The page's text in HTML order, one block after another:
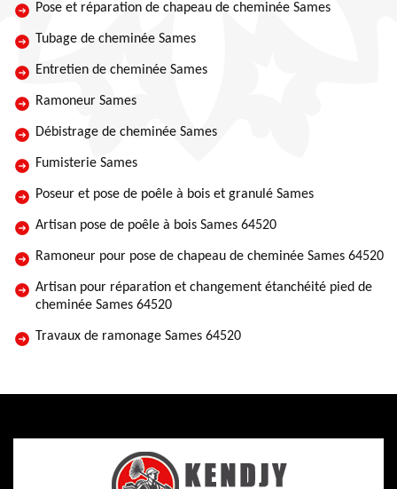
Pose et réparation de chapeau de cheminée Sames
Tubage de cheminée Sames
Entretien de cheminée Sames
Ramoneur Sames
Débistrage de cheminée Sames
Fumisterie Sames
Poseur et pose de poêle à bois et granulé Sames
Artisan pose de poêle à bois Sames 64520
Ramoneur pour pose de chapeau de cheminée Sames 64520
Artisan pour réparation et changement étanchéité pied de
cheminée Sames 64520
Travaux de ramonage Sames 64520